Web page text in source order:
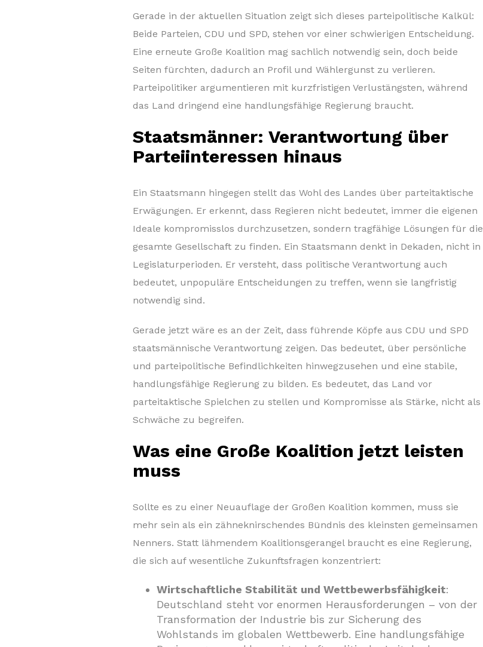
Gerade in der aktuellen Situation zeigt sich dieses parteipolitische Kalkül:
Beide Parteien, CDU und SPD, stehen vor einer schwierigen Entscheidung.
Eine erneute Große Koalition mag sachlich notwendig sein, doch beide
Seiten fürchten, dadurch an Profil und Wählergunst zu verlieren.
Parteipolitiker argumentieren mit kurzfristigen Verlustängsten, während
das Land dringend eine handlungsfähige Regierung braucht.
Staatsmänner: Verantwortung über
Parteiinteressen hinaus
Ein Staatsmann hingegen stellt das Wohl des Landes über parteitaktische
Erwägungen. Er erkennt, dass Regieren nicht bedeutet, immer die eigenen
Ideale kompromisslos durchzusetzen, sondern tragfähige Lösungen für die
gesamte Gesellschaft zu finden. Ein Staatsmann denkt in Dekaden, nicht in
Legislaturperioden. Er versteht, dass politische Verantwortung auch
bedeutet, unpopuläre Entscheidungen zu treffen, wenn sie langfristig
notwendig sind.
Gerade jetzt wäre es an der Zeit, dass führende Köpfe aus CDU und SPD
staatsmännische Verantwortung zeigen. Das bedeutet, über persönliche
und parteipolitische Befindlichkeiten hinwegzusehen und eine stabile,
handlungsfähige Regierung zu bilden. Es bedeutet, das Land vor
parteitaktische Spielchen zu stellen und Kompromisse als Stärke, nicht als
Schwäche zu begreifen.
Was eine Große Koalition jetzt leisten
muss
Sollte es zu einer Neuauflage der Großen Koalition kommen, muss sie
mehr sein als ein zähneknirschendes Bündnis des kleinsten gemeinsamen
Nenners. Statt lähmendem Koalitionsgerangel braucht es eine Regierung,
die sich auf wesentliche Zukunftsfragen konzentriert:
Wirtschaftliche Stabilität und Wettbewerbsfähigkeit:
Deutschland steht vor enormen Herausforderungen – von der
Transformation der Industrie bis zur Sicherung des
Wohlstands im globalen Wettbewerb. Eine handlungsfähige